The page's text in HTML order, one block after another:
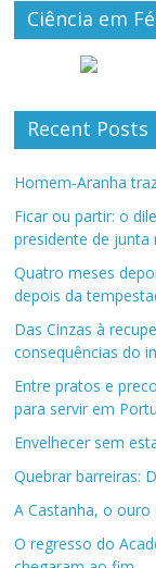
Ciência em
Recent Posts
Homem-Aranha
Ficar ou partir: o
presidente de junta
Quatro meses
depois da
Das Cinzas à
consequências do
Entre pratos e
para servir em
Envelhecer sem
Quebrar barreiras:
A Castanha, o ouro
O regresso do